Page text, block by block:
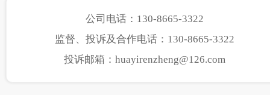
公司电话：130-8665-3322
监督、投诉及合作电话：130-8665-3322
投诉邮箱：huayirenzheng@126.com